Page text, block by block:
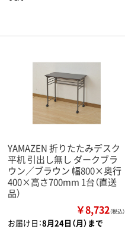
YAMAZEN 折りたたみデスク
平机 引出し無し ダークブラ
ウン／ブラウン 幅800×奥行
400×高さ700mm 1台（直送
品）
￥8,732（税込）
お届け日：8月24日（月）まで